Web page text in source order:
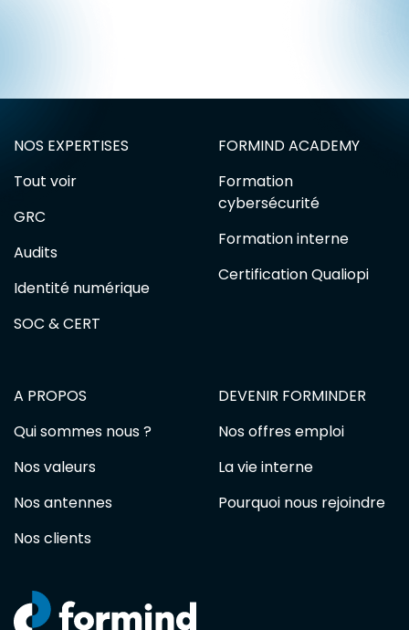
NOS EXPERTISES
Tout voir
GRC
Audits
Identité numérique
SOC & CERT
FORMIND ACADEMY
Formation
cybersécurité
Formation interne
Certification Qualiopi
A PROPOS
Qui sommes nous ?
Nos valeurs
Nos antennes
Nos clients
DEVENIR FORMINDER
Nos offres emploi
La vie interne
Pourquoi nous rejoindre